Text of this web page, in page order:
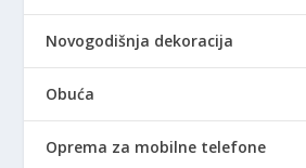
Novogodišnja dekoracija
Obuća
Oprema za mobilne telefone